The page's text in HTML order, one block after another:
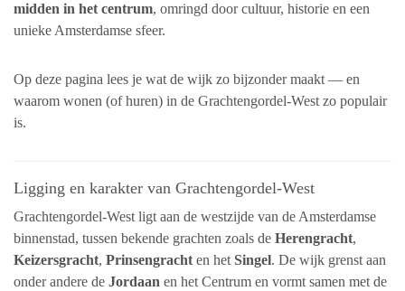
midden in het centrum, omringd door cultuur, historie en een
unieke Amsterdamse sfeer.
Op deze pagina lees je wat de wijk zo bijzonder maakt — en
waarom wonen (of huren) in de Grachtengordel-West zo populair
is.
Ligging en karakter van Grachtengordel-West
Grachtengordel-West ligt aan de westzijde van de Amsterdamse
binnenstad, tussen bekende grachten zoals de Herengracht,
Keizersgracht, Prinsengracht en het Singel. De wijk grenst aan
onder andere de Jordaan en het Centrum en vormt samen met de